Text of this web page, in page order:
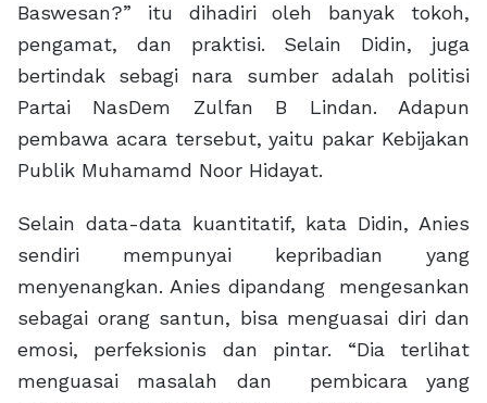
Baswesan?” itu dihadiri oleh banyak tokoh,
pengamat, dan praktisi. Selain Didin, juga
bertindak sebagi nara sumber adalah politisi
Partai NasDem Zulfan B Lindan. Adapun
pembawa acara tersebut, yaitu pakar Kebijakan
Publik Muhamamd Noor Hidayat.
Selain data-data kuantitatif, kata Didin, Anies
sendiri mempunyai kepribadian yang
menyenangkan. Anies dipandang mengesankan
sebagai orang santun, bisa menguasai diri dan
emosi, perfeksionis dan pintar. “Dia terlihat
menguasai masalah dan pembicara yang